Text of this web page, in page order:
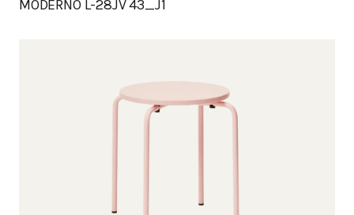
MODERNO L-28JV 43_J1